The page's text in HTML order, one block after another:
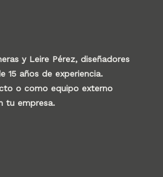
y Leire Pérez, diseñadores
15 años de experiencia.
o como equipo externo
tu empresa.